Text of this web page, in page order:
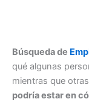
Búsqueda de
qué algunas
mientras que
podría estar en